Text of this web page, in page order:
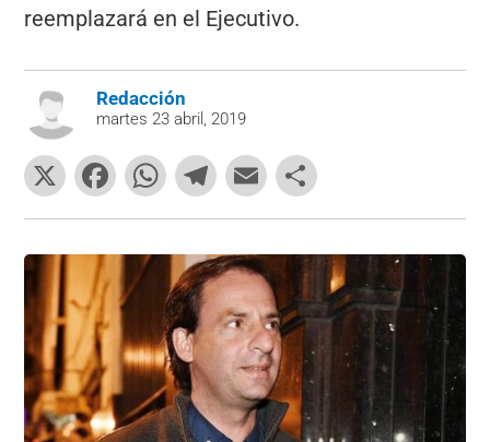
reemplazará en el Ejecutivo.
Redacción
martes 23 abril, 2019
X
F
a
c
e
b
o
o
k
W
h
at
s
A
p
p
T
el
e
gr
a
m
E
m
ai
l
o
m
p
ar
tir